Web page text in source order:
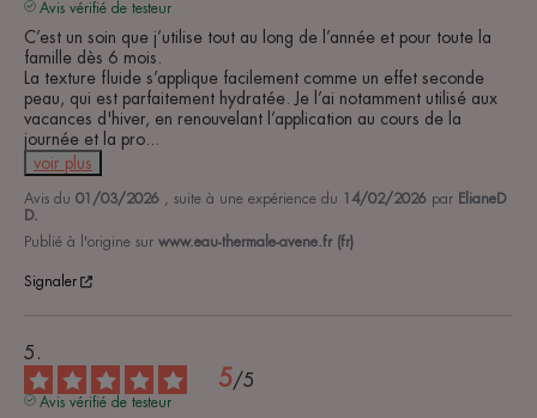
Avis vérifié de testeur
C’est un soin que j’utilise tout au long de l’année et pour toute la
famille dès 6 mois.
La texture fluide s’applique facilement comme un effet seconde
peau, qui est parfaitement hydratée. Je l’ai notamment utilisé aux
vacances d'hiver, en renouvelant l’application au cours de la
journée et la pro
voir plus
Avis du 01/03/2026 , suite à une expérience du 14/02/2026 par ElianeD
D.
Publié à l'origine sur www.eau-thermale-avene.fr (fr)
Signaler
5/5
Avis vérifié de testeur